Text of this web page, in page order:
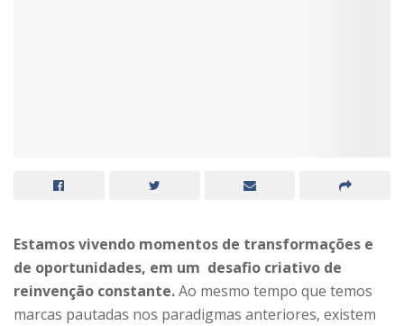
Estamos vivendo momentos de transformações e
de oportunidades, em um desafio criativo de
reinvenção constante.Ao mesmo tempo que temos
marcas pautadas nos paradigmas anteriores, existem